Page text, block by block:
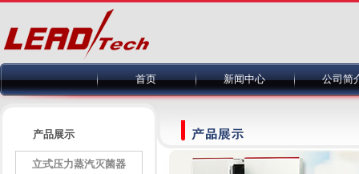
首页 新闻中心 公司简
产品展示
立式压力蒸汽灭菌器